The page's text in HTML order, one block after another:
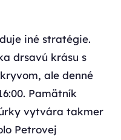
iné stratégie.
drsavú krásu s
ale denné
Pamätník
vytvára takmer
Petrovej